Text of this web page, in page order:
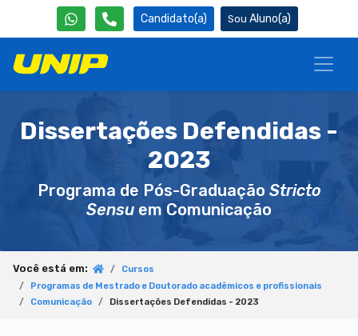
Candidato(a) Aluno(a)
Dissertações Defendidas -
2023
Programa de Pós-Graduação Stricto
Sensu em Comunicação
Você está em:
Cursos
Programas de Mestrado e Doutorado acadêmicos e profissionais
Comunicação
Dissertações Defendidas - 2023